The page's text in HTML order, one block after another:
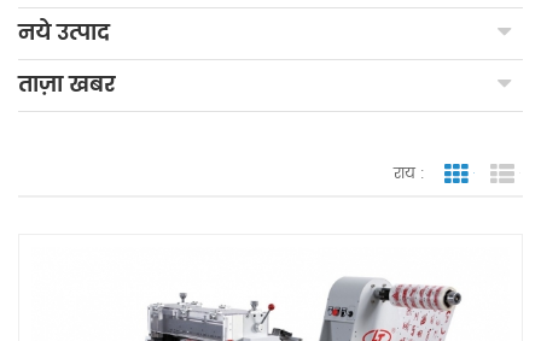
नये उत्पाद
ताज़ा खबर
राय : जाली